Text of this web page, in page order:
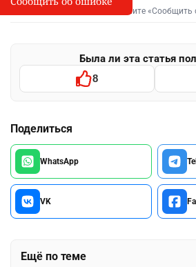
Выделите фрагмент и нажмите «Сообщить
Была ли эта статья
8
Поделиться
WhatsApp
VK
Ещё по теме